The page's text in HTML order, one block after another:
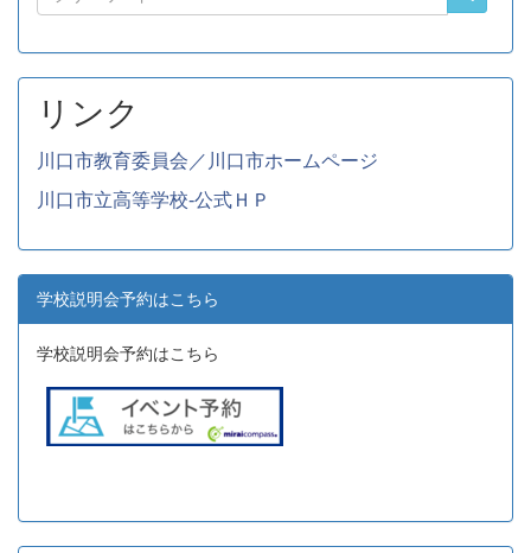
リンク
川口市教育委員会／川口市ホームページ
川口市立高等学校-公式ＨＰ
学校説明会予約はこちら
学校説明会予約はこちら